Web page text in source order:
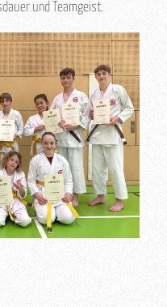
und Teamgeist.